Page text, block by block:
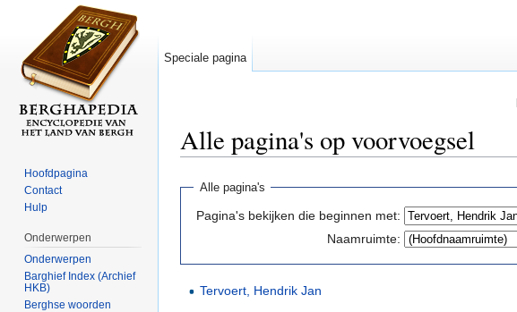
Alle pagina's op voorvoegsel
Alle pagina's
Pagina's bekijken die beginnen met:
Naamruimte:
Tervoert, Hendrik Jan
Speciale pagina
Hoofdpagina
Contact
Hulp
Onderwerpen
Onderwerpen
Barghief Index (Archief
HKB)
Berghse woorden